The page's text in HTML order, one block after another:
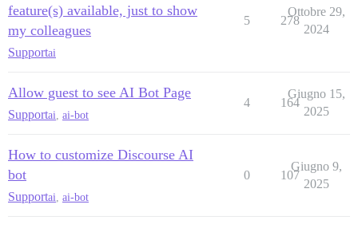
feature(s) available, just to show
my colleagues
Supportai
5 278
Ottobre 29,
2024
Allow guest to see AI Bot Page
Supportai ai-bot
4 164
Giugno 15,
2025
How to customize Discourse AI
bot
Supportai ai-bot
0 107
Giugno 9,
2025